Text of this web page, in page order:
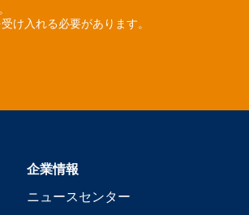
け入れる必要があります。
企業情報
ニュースセンター